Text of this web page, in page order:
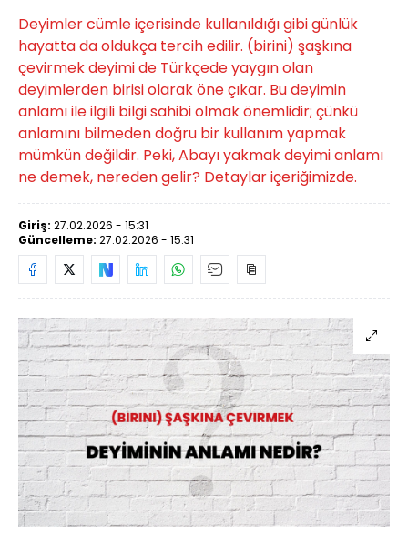
Deyimler cümle içerisinde kullanıldığı gibi günlük
hayatta da oldukça tercih edilir. (birini) şaşkına
çevirmek deyimi de Türkçede yaygın olan
deyimlerden birisi olarak öne çıkar. Bu deyimin
anlamı ile ilgili bilgi sahibi olmak önemlidir; çünkü
anlamını bilmeden doğru bir kullanım yapmak
mümkün değildir. Peki, Abayı yakmak deyimi anlamı
ne demek, nereden gelir? Detaylar içeriğimizde.
Giriş: 27.02.2026 - 15:31
Güncelleme: 27.02.2026 - 15:31